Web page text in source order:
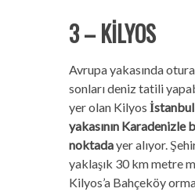
3 – KİLYOS
Avrupa yakasında
sonları deniz tatili
yer olan Kilyos
yakasının Karadenizle
noktadayer alıyor.
yaklaşık 30 km metre
Kilyos’a Bahçeköy